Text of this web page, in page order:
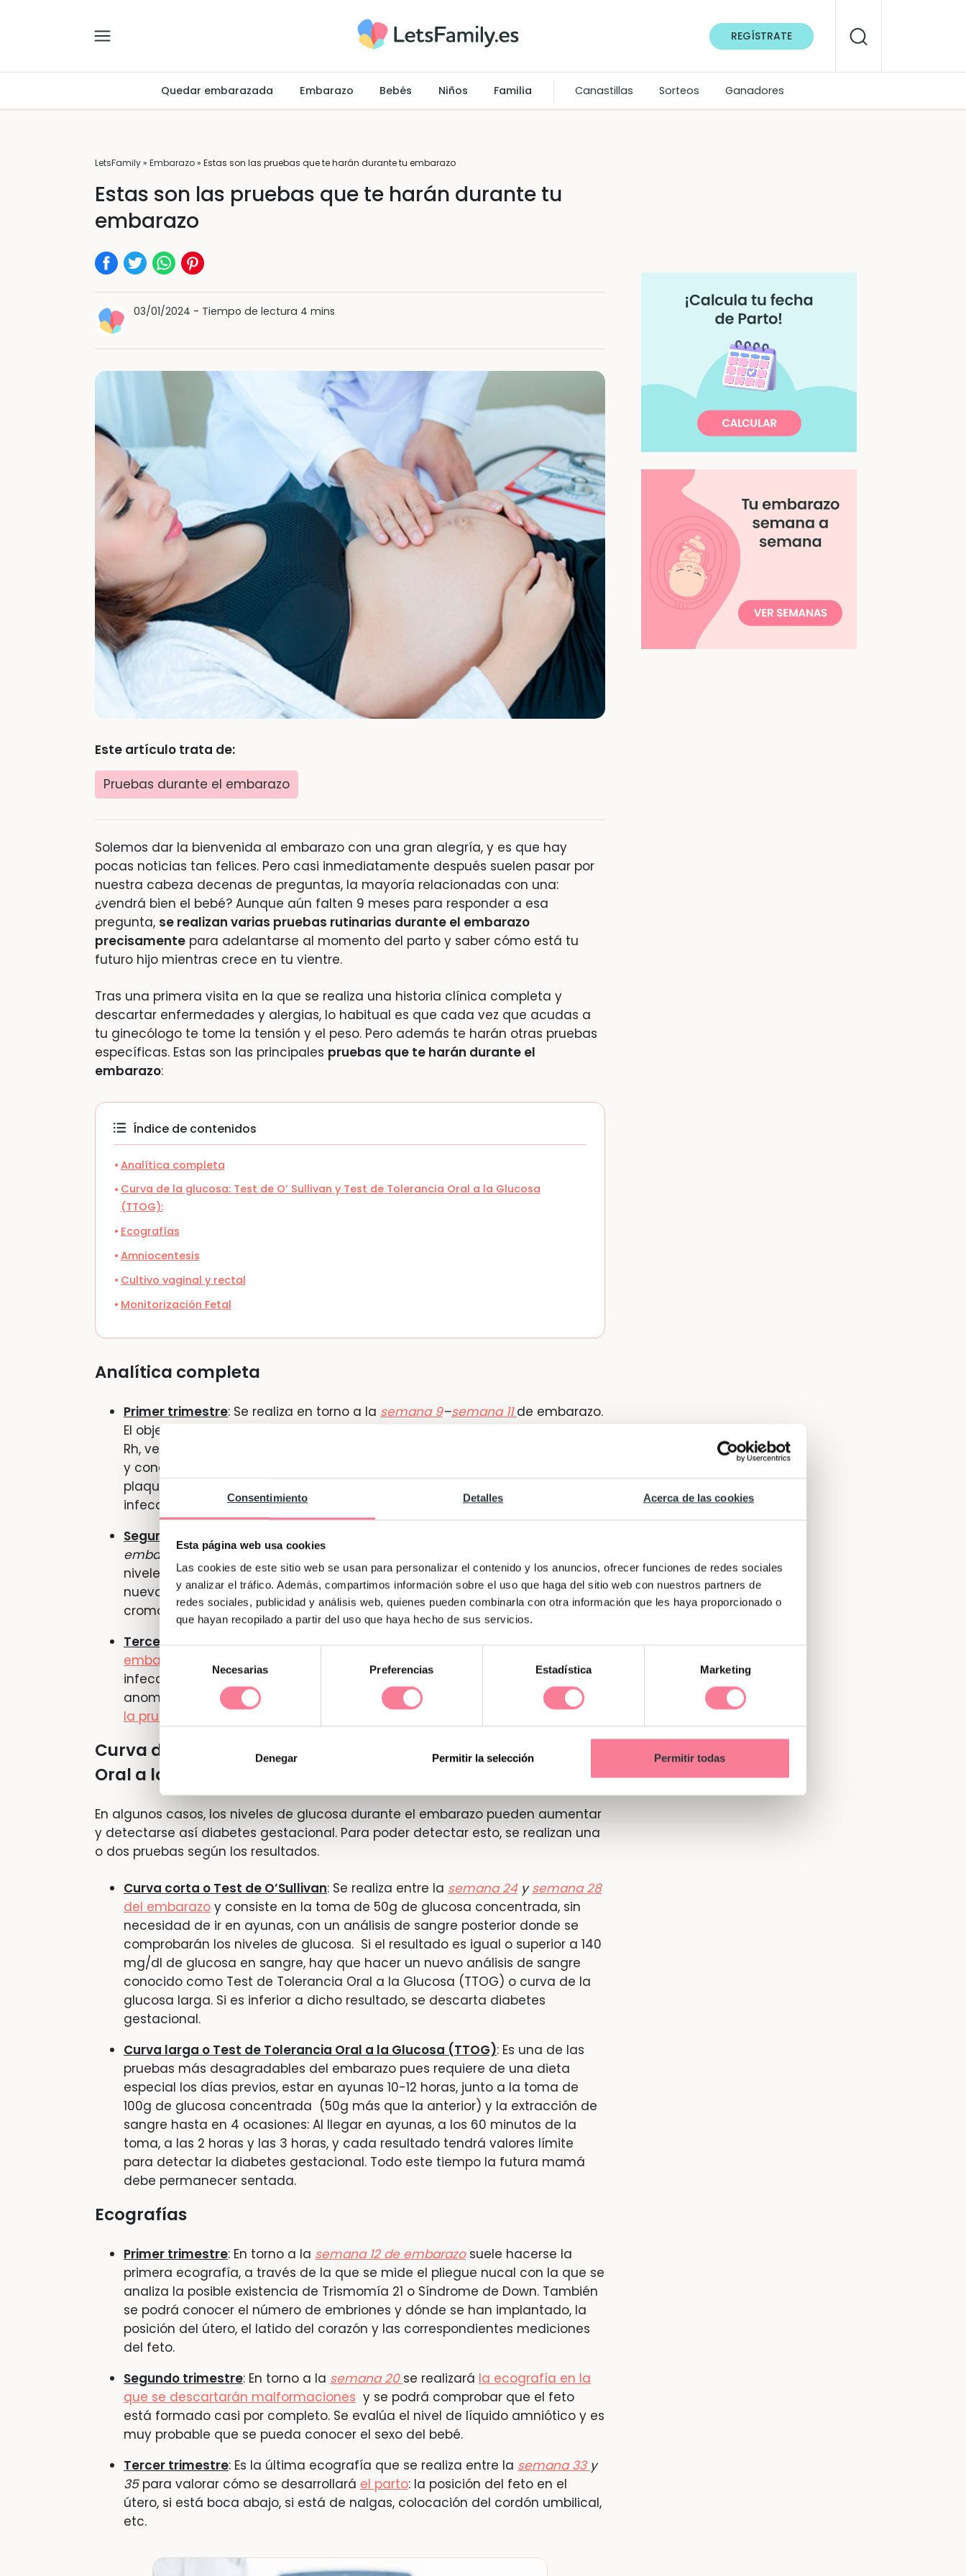
Consentimiento Detalles Acerca de las cookies
Esta página web usa cookies
Las cookies de este sitio web se usan para personalizar el contenido y los anuncios, ofrecer funciones de redes sociales
y analizar el tráfico. Además, compartimos información sobre el uso que haga del sitio web con nuestros partners de
redes sociales, publicidad y análisis web, quienes pueden combinarla con otra información que les haya proporcionado o
que hayan recopilado a partir del uso que haya hecho de sus servicios.
de
consentimiento
Necesarias Preferencias Estadística Marketing
Denegar Permitir la selección Permitir todas
REGÍSTRATE
Quedar embarazada Embarazo Bebés Niños Familia Canastillas Sorteos Ganadores
LetsFamily» Embarazo» Estas son las pruebas que te harán durante tu embarazo
Estas son las pruebas que te harán durante tu
embarazo
03/01/2024 - Tiempo de lectura 4 mins
Este artículo trata de:
Pruebas durante el embarazo
Solemos dar la bienvenida al embarazo con una gran alegría, y es que hay
pocas noticias tan felices. Pero casi inmediatamente después suelen pasar por
nuestra cabeza decenas de preguntas, la mayoría relacionadas con una:
¿vendrá bien el bebé? Aunque aún falten 9 meses para responder a esa
pregunta, se realizan varias pruebas rutinarias durante el embarazo
precisamente para adelantarse al momento del parto y saber cómo está tu
futuro hijo mientras crece en tu vientre.
Tras una primera visita en la que se realiza una historia clínica completa y
descartar enfermedades y alergias, lo habitual es que cada vez que acudas a
tu ginecólogo te tome la tensión y el peso. Pero además te harán otras pruebas
específicas. Estas son las principales pruebas que te harán durante el
embarazo:
Índice de contenidos
Analítica completa
Curva de la glucosa: Test de O’ Sullivan y Test de Tolerancia Oral a la Glucosa
(TTOG):
Ecografías
Amniocentesis
Cultivo vaginal y rectal
Monitorización Fetal
Analítica completa
Primer trimestre: Se realiza en torno a la semana 9–semana 11 de embarazo.
El objetivo con este análisis de sangre es saber cuál es tu grupo sanguíneo y
Rh, ver si hay anticuerpos de sífilis, rubeola, sida, hepatitis B y toxoplasmosis,
y conocer tu estado de salud a través de tus hematíes, leucocitos,
plaquetas… También te pedirán un cultivo de orina para descartar
infecciones.
Segundo trimestre
embarazo. Similar a la del primer trimestre, para conocer los diferentes
niveles en sangre y descartar infecciones como latoxoplasmosis
nuevamente. Se realiza la prueba sérica para conocer anomalías
cromosomáticas como síndrome de Down.
Tercer trimestre: Último análisis en torno a la semana 35–semana 37de
embarazo
infecciones vaginales como
streptococo grupo B
y descartar cualquier otra
anomalía antes del parto. En la primera parte del tercer trimestre se realiza
la prueba de la glucosa
Curva de la glucosa: Test de O’ Sullivan y Test de Tolerancia
Oral a la Glucosa (TTOG):
En algunos casos, los niveles de glucosa durante el embarazo pueden aumentar
y detectarse así diabetes gestacional. Para poder detectar esto, se realizan una
o dos pruebas según los resultados.
Curva corta o Test de O’Sullivan: Se realiza entre la semana 24ysemana 28
del embarazo y consiste en la toma de 50g de glucosa concentrada, sin
necesidad de ir en ayunas, con un análisis de sangre posterior donde se
comprobarán los niveles de glucosa. Si el resultado es igual o superior a 140
mg/dl de glucosa en sangre, hay que hacer un nuevo análisis de sangre
conocido como Test de Tolerancia Oral a la Glucosa (TTOG) o curva de la
glucosa larga. Si es inferior a dicho resultado, se descarta diabetes
gestacional.
Curva larga o Test de Tolerancia Oral a la Glucosa (TTOG): Es una de las
pruebas más desagradables del embarazo pues requiere de una dieta
especial los días previos, estar en ayunas 10-12 horas, junto a la toma de
100g de glucosa concentrada (50g más que la anterior) y la extracción de
sangre hasta en 4 ocasiones: Al llegar en ayunas, a los 60 minutos de la
toma, a las 2 horas y las 3 horas, y cada resultado tendrá valores límite
para detectar la diabetes gestacional. Todo este tiempo la futura mamá
debe permanecer sentada.
Ecografías
Primer trimestre: En torno a la semana 12 de embarazo suele hacerse la
primera ecografía, a través de la que se mide el pliegue nucal con la que se
analiza la posible existencia de Trismomía 21 o Síndrome de Down. También
se podrá conocer el número de embriones y dónde se han implantado, la
posición del útero, el latido del corazón y las correspondientes mediciones
del feto.
Segundo trimestre: En torno a la semana 20 se realizará la ecografía en la
que se descartarán malformaciones y se podrá comprobar que el feto
está formado casi por completo. Se evalúa el nivel de líquido amniótico y es
muy probable que se pueda conocer el sexo del bebé.
Tercer trimestre: Es la última ecografía que se realiza entre la semana 33 y
35para valorar cómo se desarrollará el parto: la posición del feto en el
útero, si está boca abajo, si está de nalgas, colocación del cordón umbilical,
etc.